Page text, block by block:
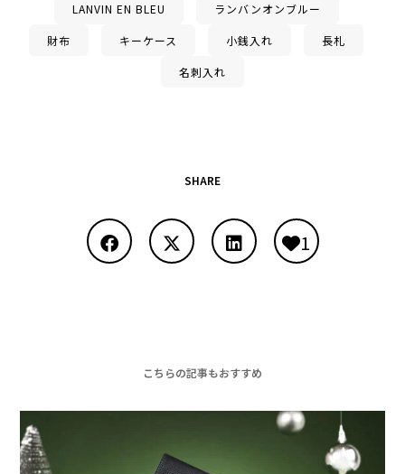
LANVIN EN BLEU ランバンオンブルー
財布 キーケース 小銭入れ 長札
名刺入れ
SHARE
1
こちらの記事もおすすめ